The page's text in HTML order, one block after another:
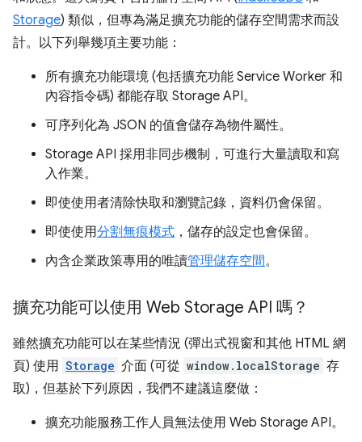
Storage) 類似，但專為滿足擴充功能的儲存空間需求而設
計。以下列舉幾項主要功能：
所有擴充功能環境 (包括擴充功能 Service Worker 和
內容指令碼) 都能存取 Storage API。
可序列化為 JSON 的值會儲存為物件屬性。
Storage API 採用非同步機制，可進行大量讀取和寫
入作業。
即使使用者清除快取和瀏覽記錄，資料仍會保留。
即使使用分割無痕模式 ，儲存的設定也會保留。
內含企業政策專用的唯讀管理儲存空間。
擴充功能可以使用 Web Storage API 嗎？
雖然擴充功能可以在某些情況 (彈出式視窗和其他 HTML 網
頁) 使用 Storage 介面 (可從 window.localStorage 存
取)，但基於下列原因，我們不建議這麼做：
擴充功能服務工作人員無法使用 Web Storage API。